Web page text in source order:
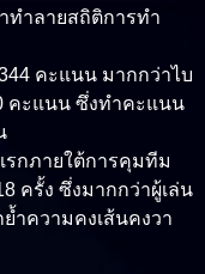
ทำลายสถิติการทำ
คะแนน มากกว่าไบ
คะแนน ซึ่งทำคะแนน
กภายใต้การคุมทีม
ครั้ง ซึ่งมากกว่าผู้เล่น
ำความคงเส้นคงวา